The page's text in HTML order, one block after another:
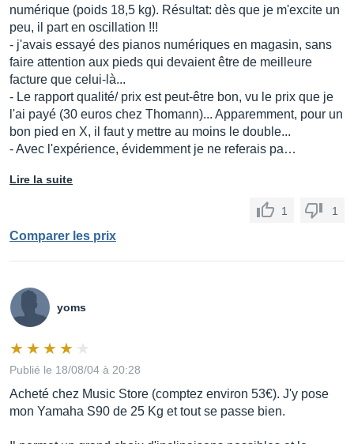
numérique (poids 18,5 kg). Résultat: dès que je m'excite un
peu, il part en oscillation !!!
- j'avais essayé des pianos numériques en magasin, sans
faire attention aux pieds qui devaient être de meilleure
facture que celui-là...
- Le rapport qualité/ prix est peut-être bon, vu le prix que je
l'ai payé (30 euros chez Thomann)... Apparemment, pour un
bon pied en X, il faut y mettre au moins le double...
- Avec l'expérience, évidemment je ne referais pa…
Lire la suite
1 1
Comparer les prix
yoms
Publié le 18/08/04 à 20:28
Acheté chez Music Store (comptez environ 53€). J'y pose
mon Yamaha S90 de 25 Kg et tout se passe bien.